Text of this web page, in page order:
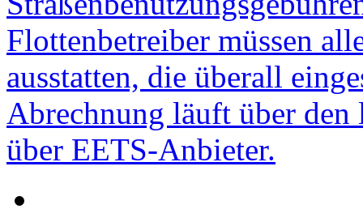
Flottenbetreiber müssen
ausstatten, die überall
Abrechnung läuft über
über EETS-Anbieter.